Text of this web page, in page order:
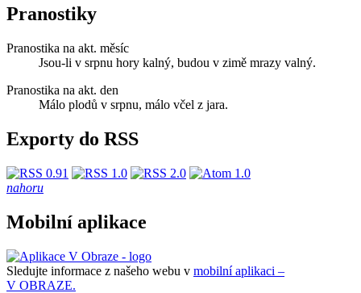
Pranostiky
Pranostika na akt. měsíc
Jsou-li v srpnu hory kalný, budou v zimě mrazy valný.
Pranostika na akt. den
Málo plodů v srpnu, málo včel z jara.
Exporty do RSS
nahoru
Mobilní aplikace
Sledujte informace z našeho webu v mobilní aplikaci –
V OBRAZE.